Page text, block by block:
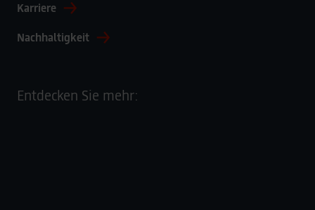
Karriere
Nachhaltigkeit
Entdecken Sie mehr: